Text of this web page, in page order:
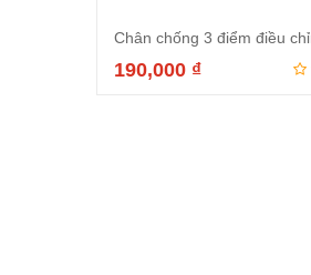
Chân chống 3 điểm điều
190,000 ₫